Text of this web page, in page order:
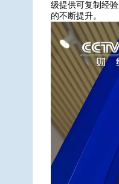
级提供可复制经
的不断提升。